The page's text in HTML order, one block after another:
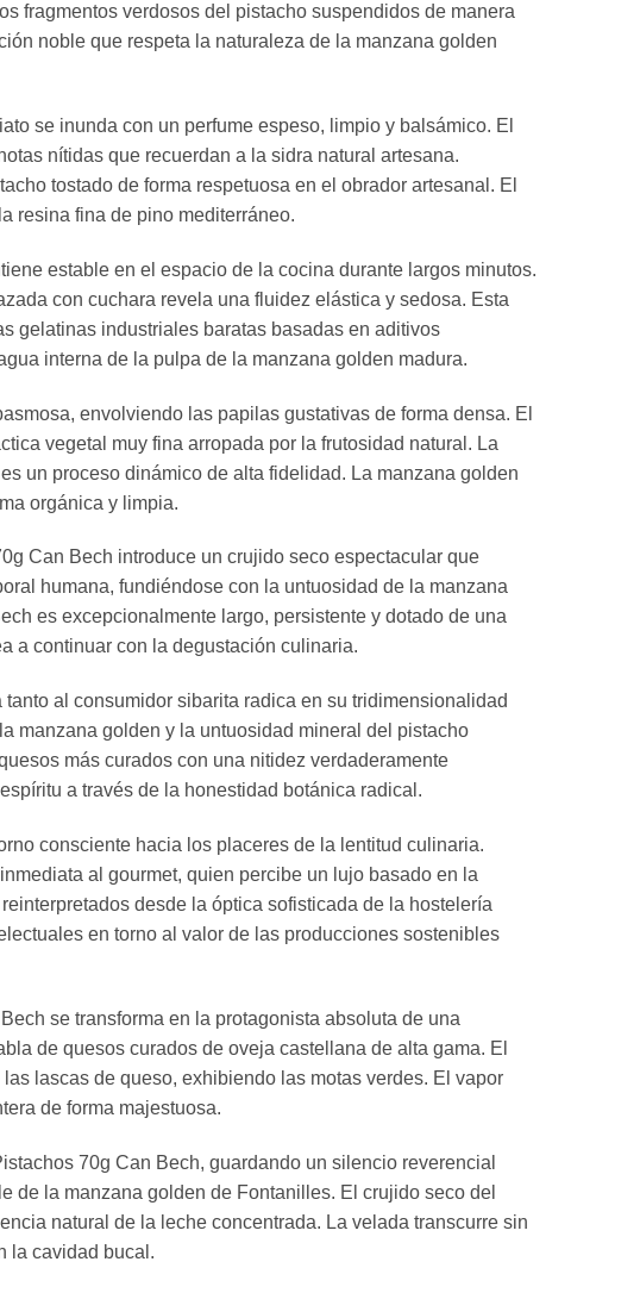
fragmentos verdosos del pistacho suspendidos de manera
noble que respeta la naturaleza de la manzana golden
se inunda con un perfume espeso, limpio y balsámico. El
nítidas que recuerdan a la sidra natural artesana.
tostado de forma respetuosa en el obrador artesanal. El
resina fina de pino mediterráneo.
estable en el espacio de la cocina durante largos minutos.
con cuchara revela una fluidez elástica y sedosa. Esta
gelatinas industriales baratas basadas en aditivos
interna de la pulpa de la manzana golden madura.
envolviendo las papilas gustativas de forma densa. El
vegetal muy fina arropada por la frutosidad natural. La
un proceso dinámico de alta fidelidad. La manzana golden
orgánica y limpia.
Can Bech introduce un crujido seco espectacular que
humana, fundiéndose con la untuosidad de la manzana
es excepcionalmente largo, persistente y dotado de una
a continuar con la degustación culinaria.
al consumidor sibarita radica en su tridimensionalidad
manzana golden y la untuosidad mineral del pistacho
más curados con una nitidez verdaderamente
a través de la honestidad botánica radical.
consciente hacia los placeres de la lentitud culinaria.
al gourmet, quien percibe un lujo basado en la
desde la óptica sofisticada de la hostelería
en torno al valor de las producciones sostenibles
se transforma en la protagonista absoluta de una
de quesos curados de oveja castellana de alta gama. El
lascas de queso, exhibiendo las motas verdes. El vapor
de forma majestuosa.
70g Can Bech, guardando un silencio reverencial
de la manzana golden de Fontanilles. El crujido seco del
natural de la leche concentrada. La velada transcurre sin
la cavidad bucal.